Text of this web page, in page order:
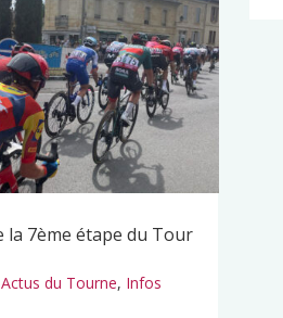
la 7ème étape du Tour
Actus du Tourne, Infos